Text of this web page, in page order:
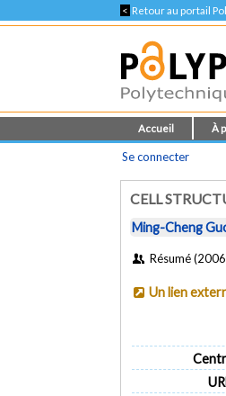
< Retour au portail
Accueil À
Se connecter
CELL
Ming-Cheng
Résumé
Un lien